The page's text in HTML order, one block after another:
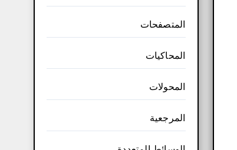
المتصفحات
المحاكيات
المحولات
المرجعية